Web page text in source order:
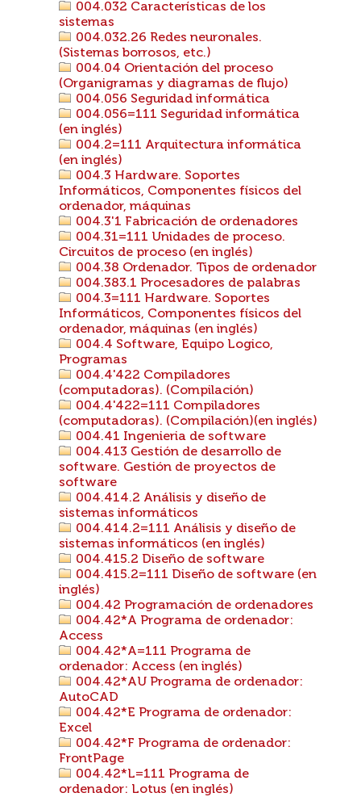
004.032 Características de los
sistemas
004.032.26 Redes neuronales.
(Sistemas borrosos, etc.)
004.04 Orientación del proceso
(Organigramas y diagramas de flujo)
004.056 Seguridad informática
004.056=111 Seguridad informática
(en inglés)
004.2=111 Arquitectura informática
(en inglés)
004.3 Hardware. Soportes
Informáticos, Componentes físicos del
ordenador, máquinas
004.3'1 Fabricación de ordenadores
004.31=111 Unidades de proceso.
Circuitos de proceso (en inglés)
004.38 Ordenador. Tipos de ordenador
004.383.1 Procesadores de palabras
004.3=111 Hardware. Soportes
Informáticos, Componentes físicos del
ordenador, máquinas (en inglés)
004.4 Software, Equipo Logico,
Programas
004.4'422 Compiladores
(computadoras). (Compilación)
004.4'422=111 Compiladores
(computadoras). (Compilación)(en inglés)
004.41 Ingenieria de software
004.413 Gestión de desarrollo de
software. Gestión de proyectos de
software
004.414.2 Análisis y diseño de
sistemas informáticos
004.414.2=111 Análisis y diseño de
sistemas informáticos (en inglés)
004.415.2 Diseño de software
004.415.2=111 Diseño de software (en
inglés)
004.42 Programación de ordenadores
004.42*A Programa de ordenador:
Access
004.42*A=111 Programa de
ordenador: Access (en inglés)
004.42*AU Programa de ordenador:
AutoCAD
004.42*E Programa de ordenador:
Excel
004.42*F Programa de ordenador:
FrontPage
004.42*L=111 Programa de
ordenador: Lotus (en inglés)